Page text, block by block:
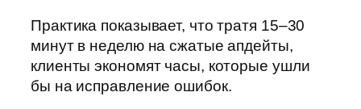
Практика показывает, что тратя 15–30
минут в неделю на сжатые апдейты,
клиенты экономят часы, которые ушли
бы на исправление ошибок.